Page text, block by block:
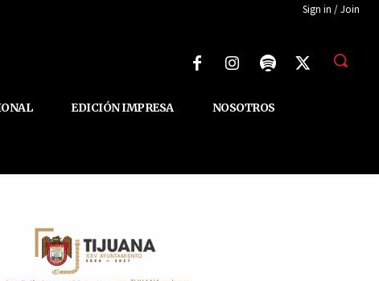
Sign in / Join
EDICIÓN IMPRESA NOSOTROS